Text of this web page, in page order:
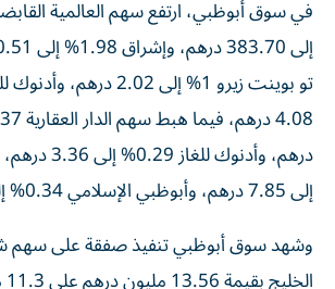
إلى 7.85 درهم، وأبوظبي الإسلامي 0.34% إلى 23.42 درهم.
وشهد سوق أبوظبي تنفيذ صفقة على